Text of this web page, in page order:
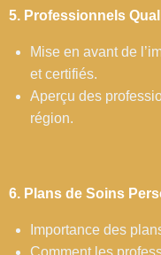
5. Professionnels
Mise en avant de
et certifiés.
Aperçu des
région.
6. Plans de Soins
Importance des
Comment les